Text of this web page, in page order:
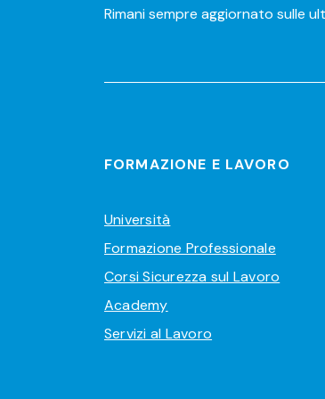
Rimani sempre aggiornato sulle
FORMAZIONE E LAVORO
Università
Formazione Professionale
Corsi Sicurezza sul Lavoro
Academy
Servizi al Lavoro